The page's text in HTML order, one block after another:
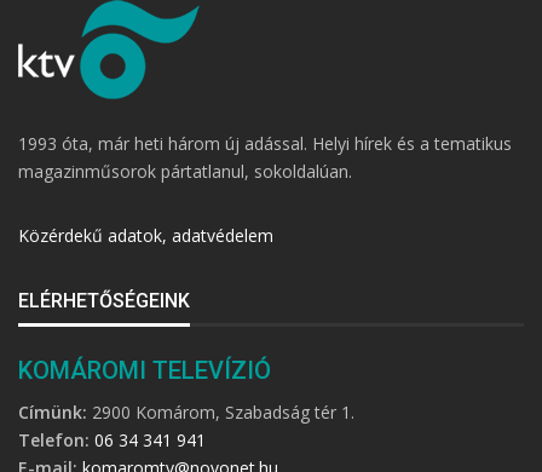
1993 óta, már heti három új adással. Helyi hírek és a tematikus
magazinműsorok pártatlanul, sokoldalúan.
Közérdekű adatok, adatvédelem
ELÉRHETŐSÉGEINK
KOMÁROMI TELEVÍZIÓ
Címünk: 2900 Komárom, Szabadság tér 1.
Telefon: 06 34 341 941